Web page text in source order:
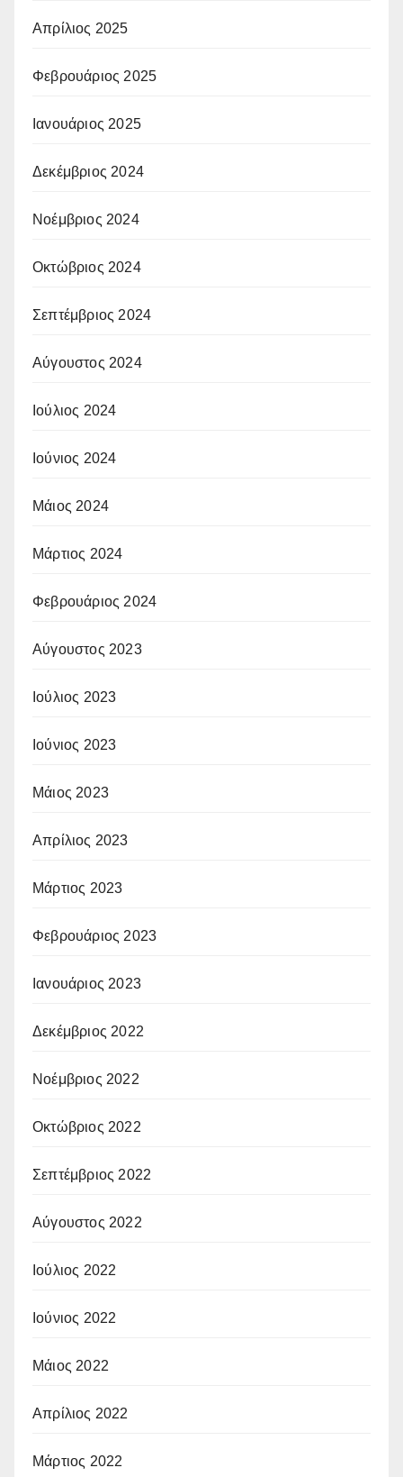
Απρίλιος 2025
Φεβρουάριος 2025
Ιανουάριος 2025
Δεκέμβριος 2024
Νοέμβριος 2024
Οκτώβριος 2024
Σεπτέμβριος 2024
Αύγουστος 2024
Ιούλιος 2024
Ιούνιος 2024
Μάιος 2024
Μάρτιος 2024
Φεβρουάριος 2024
Αύγουστος 2023
Ιούλιος 2023
Ιούνιος 2023
Μάιος 2023
Απρίλιος 2023
Μάρτιος 2023
Φεβρουάριος 2023
Ιανουάριος 2023
Δεκέμβριος 2022
Νοέμβριος 2022
Οκτώβριος 2022
Σεπτέμβριος 2022
Αύγουστος 2022
Ιούλιος 2022
Ιούνιος 2022
Μάιος 2022
Απρίλιος 2022
Μάρτιος 2022